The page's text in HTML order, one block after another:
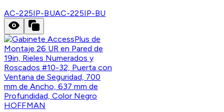
AC-225IP-BUAC-225IP-BU
HOFFMAN